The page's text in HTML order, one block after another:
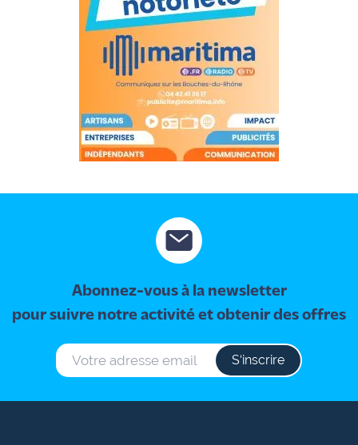
Abonnez-vous à la newsletter
pour suivre notre activité et obtenir des offres
S‘inscrire